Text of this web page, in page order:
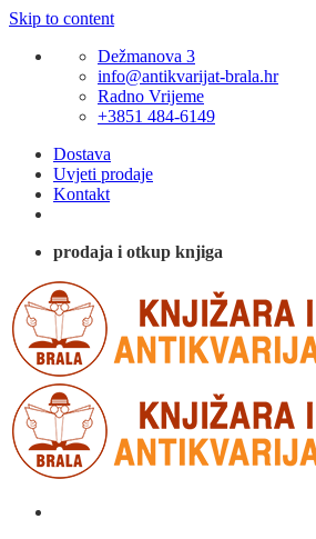
Skip to content
Dežmanova 3
info@antikvarijat-brala.hr
Radno Vrijeme
+3851 484-6149
Dostava
Uvjeti prodaje
Kontakt
prodaja i otkup knjiga